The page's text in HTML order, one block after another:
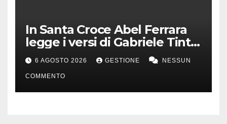
In Santa Croce Abel Ferrara
legge i versi di Gabriele Tinti
per Francesco d’Assisi
6 AGOSTO 2026 GESTIONE NESSUN
COMMENTO